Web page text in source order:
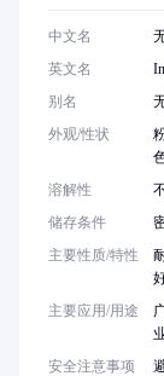
中文名
英文名
别名
外观/性状
溶解性
储存条件
主要性质/特性
主要应用/用途
安全注意事项